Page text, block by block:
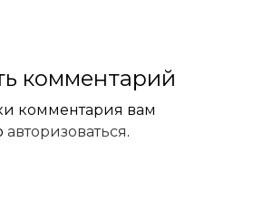
комментарий
комментария вам
авторизоваться.